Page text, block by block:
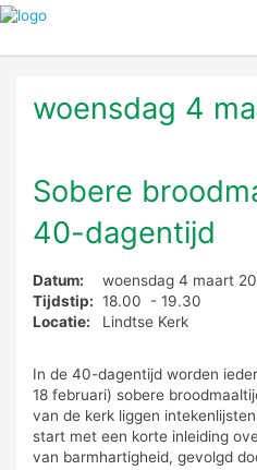
woensdag 4
Sobere
40-dagentijd
Datum:
woensdag 4 maart
Tijdstip: 18.00 - 19.30
Locatie:
Lindtse Kerk
In de 40-dagentijd worden
18 februari) sobere
van de kerk liggen
start met een korte inleiding
van barmhartigheid, gevolgd